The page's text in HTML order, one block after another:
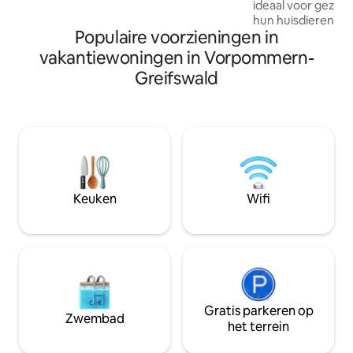
ideaal voor
hun huisdieren.
een rustige, stille
eiland Wolin,
stranden met
ter plaatse, de
het terras kan
sterren die in de
Populaire voorzieningen in
vakantiewoningen in Vorpommern-
Greifswald
Keuken Wifi
Zwembad
Gratis parkeren op
het terrein